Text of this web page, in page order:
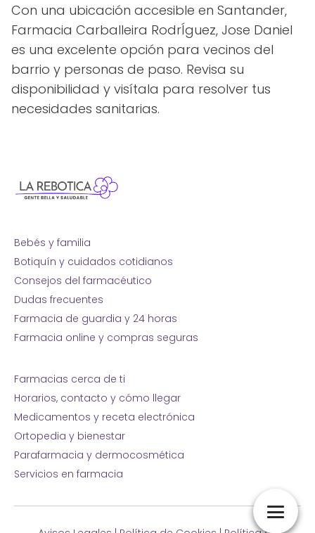
Con una ubicación accesible en Santander,
Farmacia Carballeira RodrÍguez, Jose Daniel
es una excelente opción para vecinos del
barrio y personas de paso. Revisa su
disponibilidad y visítala para resolver tus
necesidades sanitarias.
Bebés y familia
Botiquín y cuidados cotidianos
Consejos del farmacéutico
Dudas frecuentes
Farmacia de guardia y 24 horas
Farmacia online y compras seguras
Farmacias cerca de ti
Horarios, contacto y cómo llegar
Medicamentos y receta electrónica
Ortopedia y bienestar
Parafarmacia y dermocosmética
Servicios en farmacia